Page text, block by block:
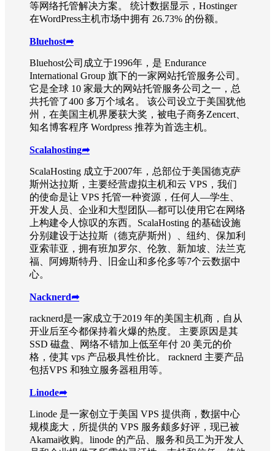
等网络托管解决方案。 统计数据显示，Hostinger
在WordPress主机市场中拥有 26.73% 的份额。
Bluehost➦
Bluehost公司成立于1996年，是 Endurance
International Group 旗下的一家网站托管服务公司。
它是全球 10 家最大的网站托管服务公司之一，总
共托管了400 多万个域名。 该公司设立于美国犹他
州，在美国主机界屡获大奖，被电子商务Zencert、
知名博客程序 Wordpress 推荐为首选主机。
Scalahosting➦
ScalaHosting 成立于2007年，总部位于美国德克萨
斯州达拉斯，主要经营虚拟主机和云 VPS，我们
的使命是让 VPS 托管一种资源，任何人—学生、
开发人员、企业和大型团队—都可以使用它在网络
上构建令人惊叹的东西。ScalaHosting 的基础设施
分别建设于达拉斯（德克萨斯州）、纽约、保加利
亚索菲亚，拥有班加罗尔、伦敦、新加坡、法兰克
福、阿姆斯特丹、旧金山和多伦多等7个云数据中
心。
Nacknerd➦
racknerd是一家成立于2019 年的美国主机商，自从
开业后至今都保持着火爆的热度。 主要原因是其
SSD 磁盘、网络不错加上低至年付 20 美元的价
格，使其 vps 产品极具性价比。 racknerd 主要产品
包括VPS 和独立服务器租用等。
Linode➦
Linode 是一家创立于美国 VPS 提供商，数据中心
规模庞大，所提供的 VPS 服务颇多好评，现已被
Akamai收购。linode 的产品、服务和员工为开发人